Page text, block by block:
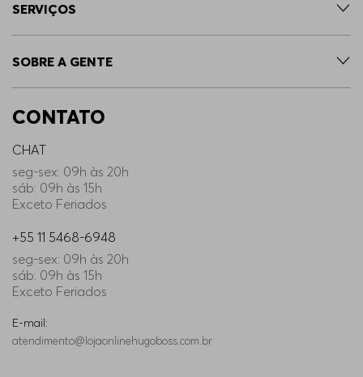
SERVIÇOS
SOBRE A GENTE
CONTATO
CHAT
seg-sex: 09h às 20h
sáb: 09h às 15h
Exceto Feriados
+55 11 5468-6948
seg-sex: 09h às 20h
sáb: 09h às 15h
Exceto Feriados
E-mail:
atendimento@lojaonlinehugoboss.com.br